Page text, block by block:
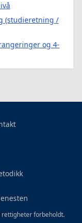
(studieretning /
og 4-
forbeholdt.